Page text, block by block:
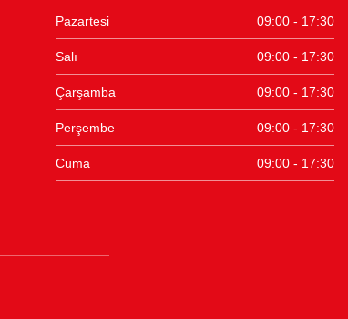
Pazartesi 09:00 - 17:30
Salı 09:00 - 17:30
Çarşamba 09:00 - 17:30
Perşembe 09:00 - 17:30
Cuma 09:00 - 17:30